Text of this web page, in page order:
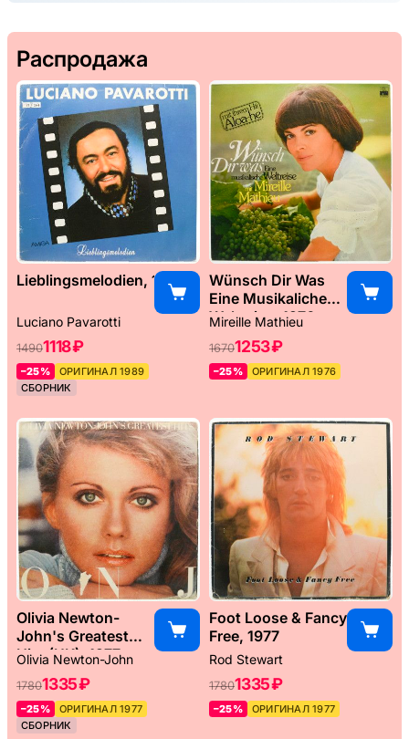
Распродажа
Lieblingsmelodien, 1989
Luciano Pavarotti
14901118 ₽
–25%
ОРИГИНАЛ 1989
СБОРНИК
Wünsch Dir Was
Eine Musikaliche
Weltreise, 1976
Mireille Mathieu
16701253 ₽
–25% ОРИГИНАЛ 1976
Olivia Newton-
John's Greatest
Hits (UK), 1977
Olivia Newton-John
17801335 ₽
–25%
ОРИГИНАЛ 1977
СБОРНИК
Foot Loose & Fancy
Free, 1977
Rod Stewart
17801335 ₽
–25% ОРИГИНАЛ 1977